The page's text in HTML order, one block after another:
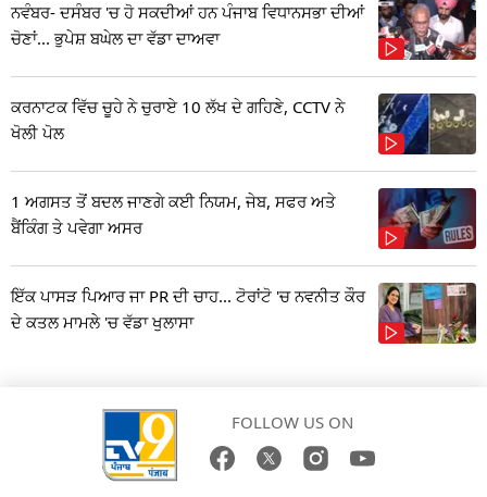
ਨਵੰਬਰ- ਦਸੰਬਰ 'ਚ ਹੋ ਸਕਦੀਆਂ ਹਨ ਪੰਜਾਬ ਵਿਧਾਨਸਭਾ ਦੀਆਂ
ਚੋਣਾਂ... ਭੁਪੇਸ਼ ਬਘੇਲ ਦਾ ਵੱਡਾ ਦਾਅਵਾ
ਕਰਨਾਟਕ ਵਿੱਚ ਚੂਹੇ ਨੇ ਚੁਰਾਏ 10 ਲੱਖ ਦੇ ਗਹਿਣੇ, CCTV ਨੇ
ਖੋਲੀ ਪੋਲ
1 ਅਗਸਤ ਤੋਂ ਬਦਲ ਜਾਣਗੇ ਕਈ ਨਿਯਮ, ਜੇਬ, ਸਫਰ ਅਤੇ
ਬੈਂਕਿੰਗ ਤੇ ਪਵੇਗਾ ਅਸਰ
ਇੱਕ ਪਾਸੜ ਪਿਆਰ ਜਾ PR ਦੀ ਚਾਹ... ਟੋਰਾਂਟੋ 'ਚ ਨਵਨੀਤ ਕੌਰ
ਦੇ ਕਤਲ ਮਾਮਲੇ 'ਚ ਵੱਡਾ ਖੁਲਾਸਾ
FOLLOW US ON